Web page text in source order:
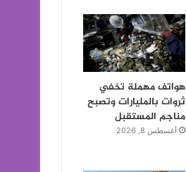
هواتف مهملة تخفي
ثروات بالمليارات وتصبح
مناجم المستقبل
أغسطس 8, 2026